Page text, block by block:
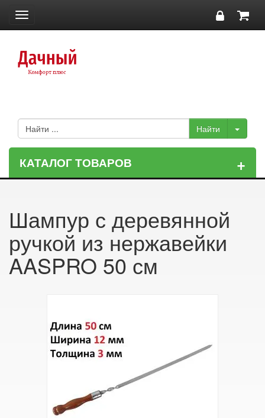
Toggle
navigation
КАТАЛОГ ТОВАРОВ +
Шампур с деревянной
ручкой из нержавейки
AASPRO 50 см